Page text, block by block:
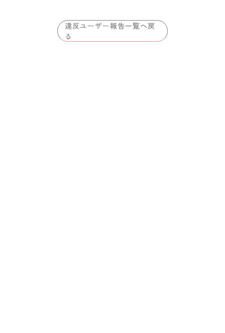
違反ユーザー報告一覧へ戻
る